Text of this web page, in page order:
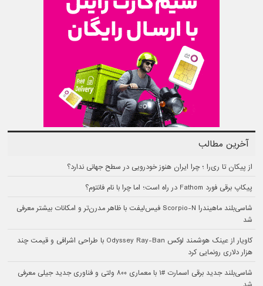
آخرین مطالب
از پیکان تا ری‌را ؛ چرا ایران هنوز خودرویی در سطح جهانی ندارد؟
پیکاپ برقی فورد Fathom در راه است؛ اما چرا با نام فانتوم؟
شاسی‌بلند ماهیندرا Scorpio-N فیس‌لیفت با ظاهر مدرن‌تر و امکانات بیشتر معرفی
شد
کاویار از عینک هوشمند لوکس Odyssey Ray-Ban با طراحی اشرافی و قیمت چند
هزار دلاری رونمایی کرد
شاسی‌بلند جدید برقی اسمارت #۱ با معماری ۸۰۰ ولتی و فناوری جدید جیلی معرفی